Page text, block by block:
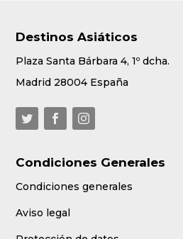
Destinos Asiáticos
Plaza Santa Bárbara 4, 1º dcha.
Madrid 28004 España
Condiciones Generales
Condiciones generales
Aviso legal